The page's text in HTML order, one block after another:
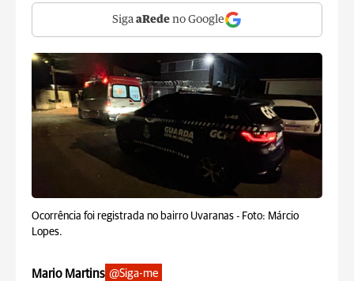
Siga aRede no Google
Ocorrência foi registrada no bairro Uvaranas - Foto: Márcio
Lopes.
Mario Martins @Siga-me